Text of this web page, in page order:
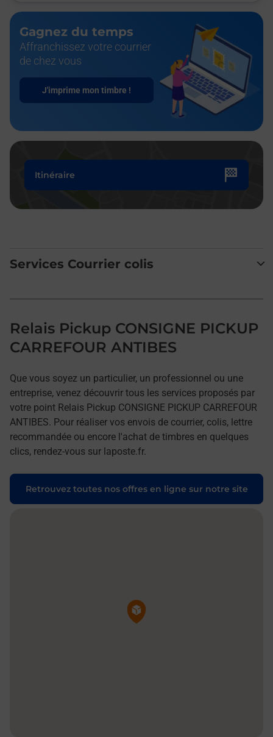
Gagnez du temps
Affranchissez votre courrier
de chez vous
J'imprime mon timbre !
Itinéraire
Services Courrier colis
Relais Pickup CONSIGNE PICKUP
CARREFOUR ANTIBES
Que vous soyez un particulier, un professionnel ou une
entreprise, venez découvrir tous les services proposés par
votre point Relais Pickup CONSIGNE PICKUP CARREFOUR
ANTIBES. Pour réaliser vos envois de courrier, colis, lettre
recommandée ou encore l'achat de timbres en quelques
clics, rendez-vous sur laposte.fr.
Retrouvez toutes nos offres en ligne sur notre site
Pin de la carte